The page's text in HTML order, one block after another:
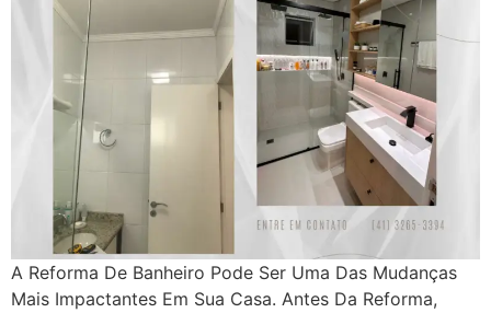
A Reforma De Banheiro Pode Ser Uma Das Mudanças
Mais Impactantes Em Sua Casa. Antes Da Reforma,